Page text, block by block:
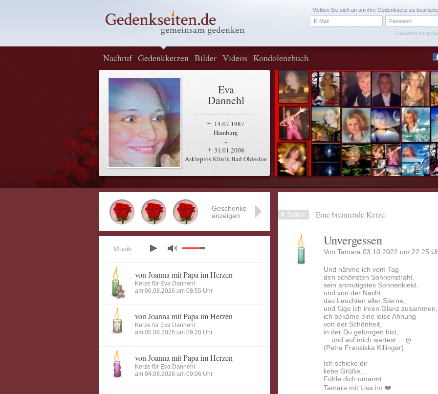
Passwort
Melden Sie sich an um ihre Gedenkseite zu
Nachruf Gedenkkerzen Bilder Videos Kondolenzbuch
Eva
Dannehl
14.07.1987
Hamburg
-
31.01.2008
Asklepios Klinik Bad Oldesloe
Zurück Eine brennende Kerze:
Unvergessen
Von Tamara 03.10.2022 um 22:25
Und nähme ich vom Tag
den schönsten Sonnenstrahl,
sein anmutigstes Sonnenkleid,
und von der Nacht
das Leuchten aller Sterne,
und füge ich ihren Glanz zusammen,
ich bekäme eine leise Ahnung
von der Schönheit,
in der Du geborgen bist,
... und auf mich wartest ... ღ
(Petra Franziska Killinger)
Ich schicke dir
liebe Grüße…
Fühle dich umarmt...
Tamara mit Lisa im ❤️
Geschenke
anzeigen
Musik:
von Joanna mit Papa im Herzen
Kerze für Eva Dannehl
am 06.08.2026 um 08:55 Uhr
von Joanna mit Papa im Herzen
Kerze für Eva Dannehl
am 05.08.2026 um 09:20 Uhr
von Joanna mit Papa im Herzen
Kerze für Eva Dannehl
am 04.08.2026 um 09:06 Uhr